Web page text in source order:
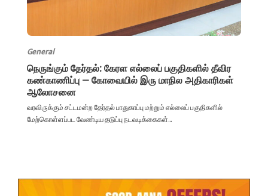
General
நெருங்கும் தேர்தல்: கேரள எல்லைப் பகுதிகளில் தீவிர
கண்காணிப்பு – கோவையில் இரு மாநில அதிகாரிகள்
ஆலோசனை
வரவிருக்கும் சட்டமன்ற தேர்தல் பாதுகாப்பு மற்றும் எல்லைப் பகுதிகளில்
மேற்கொள்ளப்பட வேண்டிய தடுப்பு நடவடிக்கைகள்...